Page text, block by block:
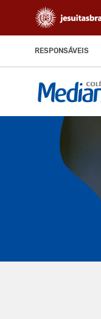
RESPONSÁVEIS